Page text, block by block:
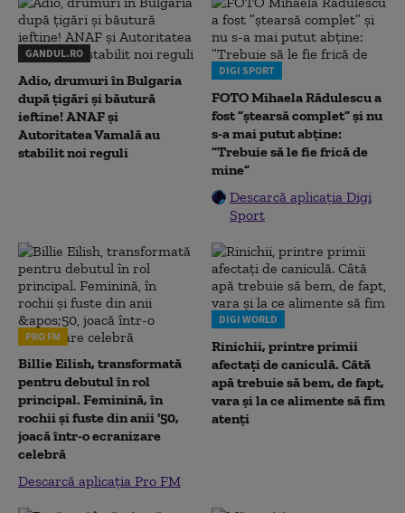
GANDUL.RO
Adio, drumuri în Bulgaria
după țigări și băutură
ieftine! ANAF și
Autoritatea Vamală au
stabilit noi reguli
DIGI SPORT
FOTO Mihaela Rădulescu a
fost ”ștearsă complet” și nu
s-a mai putut abține:
”Trebuie să le fie frică de
mine”
Descarcă aplicația Digi
Sport
PRO FM
Billie Eilish, transformată
pentru debutul în rol
principal. Feminină, în
rochii și fuste din anii '50,
joacă într-o ecranizare
celebră
Descarcă aplicația Pro FM
DIGI WORLD
Rinichii, printre primii
afectați de caniculă. Câtă
apă trebuie să bem, de fapt,
vara și la ce alimente să fim
atenți